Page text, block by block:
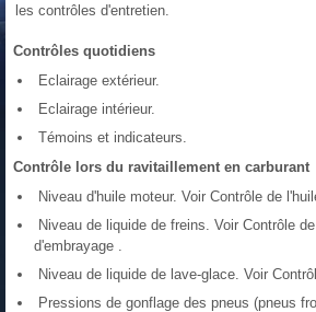
les contrôles d'entretien.
Contrôles quotidiens
Eclairage extérieur.
Eclairage intérieur.
Témoins et indicateurs.
Contrôle lors du ravitaillement en carburant
Niveau d'huile moteur. Voir Contrôle de
Niveau de liquide de freins. Voir Contrôle
d'embrayage .
Niveau de liquide de lave-glace. Voir
Pressions de gonflage des pneus (pneus